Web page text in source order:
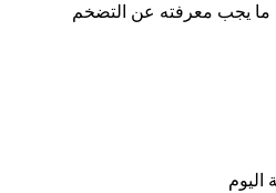
ما يجب معرفته عن التضخم
اليوم